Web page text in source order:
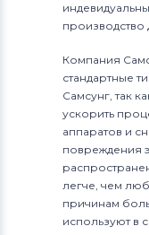
Компания
стандартные
Самсунг, так
ускорить
аппаратов и
повреждения
легче, чем
причинам
используют в